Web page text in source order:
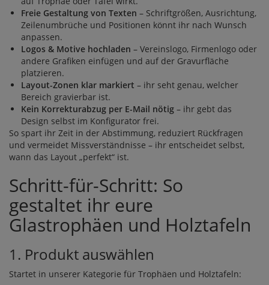
Freie Gestaltung von Texten – Schriftgrößen, Ausrichtung,
Zeilenumbrüche und Positionen könnt ihr nach Wunsch
anpassen.
Logos & Motive hochladen – Vereinslogo, Firmenlogo oder
andere Grafiken einfügen und auf der Gravurfläche
platzieren.
Layout-Zonen klar markiert – ihr seht genau, welcher
Bereich gravierbar ist.
Kein Korrekturabzug per E-Mail nötig – ihr gebt das
Design selbst im Konfigurator frei.
So spart ihr Zeit in der Abstimmung, reduziert Rückfragen
und vermeidet Missverständnisse – ihr entscheidet selbst,
wann das Layout „perfekt“ ist.
Schritt-für-Schritt: So
gestaltet ihr eure
Glastrophäen und Holztafeln
1. Produkt auswählen
Startet in unserer Kategorie für Trophäen und Holztafeln: